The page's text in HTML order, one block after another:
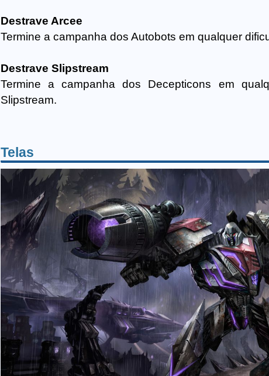
Destrave Arcee
Termine a campanha dos Autobots em qualquer
Destrave Slipstream
Termine a campanha dos Decepticons em
Slipstream.
Telas